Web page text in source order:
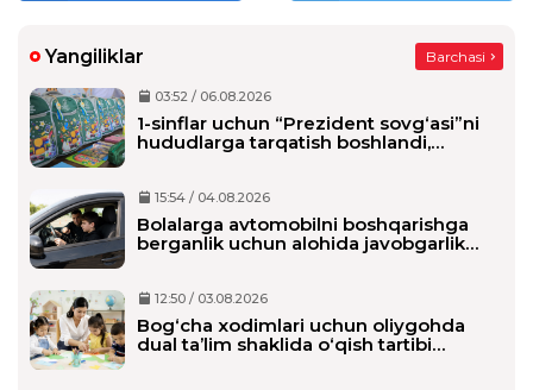
Iltimos oʻtilayotgan darslar haqida
ham gaplashaylik
23:07:16 / 16.11.2025
Kutamiz yangiliklarni
taxrirlangan
Javob
Yangiliklar Barchasi
03:52 / 06.08.2026
1-sinflar uchun “Prezident sovg‘asi”ni
hududlarga tarqatish boshlandi,
15:54 / 04.08.2026
Bolalarga avtomobilni boshqarishga
berganlik uchun alohida javobgarlik
12:50 / 03.08.2026
Bog‘cha xodimlari uchun oliygohda
dual ta’lim shaklida o‘qish tartibi